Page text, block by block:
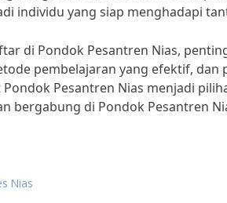
individu yang siap menghadapi
di Pondok Pesantren Nias,
pembelajaran yang efektif, dan
Pesantren Nias menjadi
bergabung di Pondok Pesantren
Nias